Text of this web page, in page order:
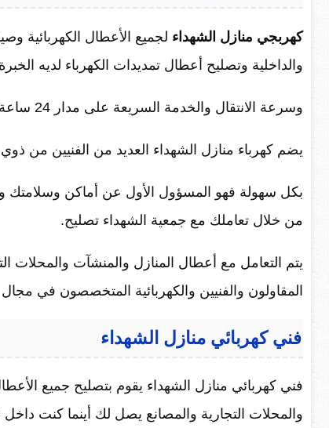
كهربجي منازل الشهداء لجميع الأعطال الكهربائية
والداخلية وتصليح أعطال تمديدات الكهرباء لديه
وسرعة الانتقال والخدمة السريعة على مدار 24 ساعة فني مدرب على أعلى مستوى من الكفاءة.
يضم كهرباء منازل الشهداء العديد من الفنيين من
بكل سهولة فهو المسؤول الأول عن أماكن وسلامتك
من خلال تعاملك مع جمعية الشهداء تصليح.
يتم التعامل مع أعطال المنازل والمنشآت والمحلات
المقاولون والفنيين والكهربائية المتخصصون في
فني كهربائي منازل الشهداء
فني كهربائي منازل الشهداء يقوم بتصليح جميع
والمحلات التجارية والمصانع يصل لك أينما كنت داخل